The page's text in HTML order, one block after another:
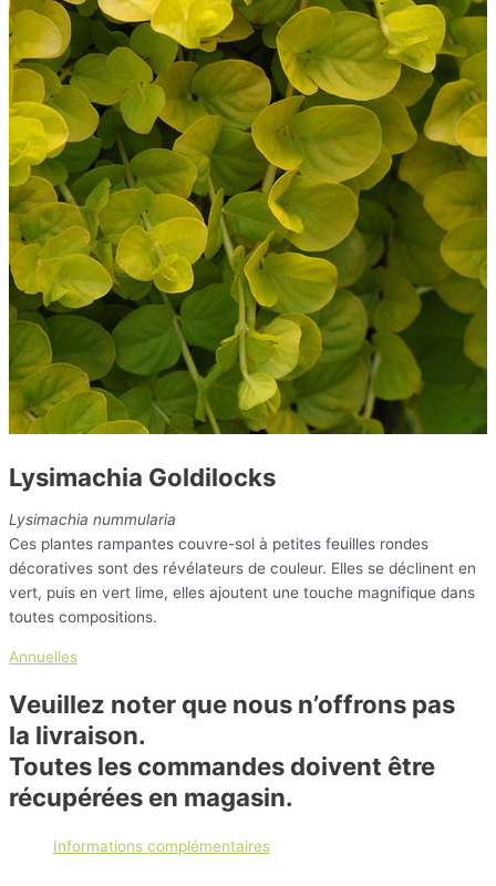
Lysimachia Goldilocks
Lysimachia nummularia
Ces plantes rampantes couvre-sol à petites feuilles rondes
décoratives sont des révélateurs de couleur. Elles se déclinent en
vert, puis en vert lime, elles ajoutent une touche magnifique dans
toutes compositions.
Annuelles
Veuillez noter que nous n’offrons pas
la livraison.
Toutes les commandes doivent être
récupérées en magasin.
Informations complémentaires